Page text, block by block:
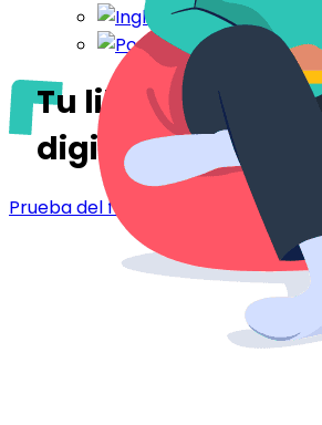
Tu libro de
digitalen Besançon
Prueba del folleto de bienvenida -